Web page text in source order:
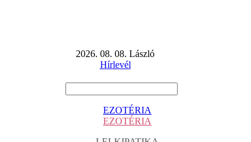
2026. 08. 08. László
Hírlevél
EZOTÉRIA
EZOTÉRIA